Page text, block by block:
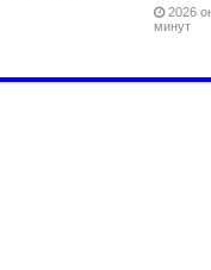
2026
минут